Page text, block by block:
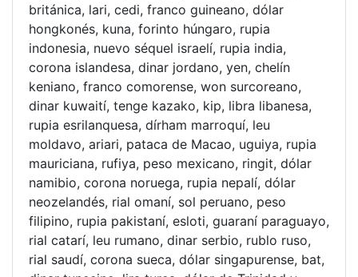
británica, lari, cedi, franco guineano, dólar
hongkonés, kuna, forinto húngaro, rupia
indonesia, nuevo séquel israelí, rupia india,
corona islandesa, dinar jordano, yen, chelín
keniano, franco comorense, won surcoreano,
dinar kuwaití, tenge kazako, kip, libra libanesa,
rupia esrilanquesa, dírham marroquí, leu
moldavo, ariari, pataca de Macao, uguiya, rupia
mauriciana, rufiya, peso mexicano, ringit, dólar
namibio, corona noruega, rupia nepalí, dólar
neozelandés, rial omaní, sol peruano, peso
filipino, rupia pakistaní, esloti, guaraní paraguayo,
rial catarí, leu rumano, dinar serbio, rublo ruso,
rial saudí, corona sueca, dólar singapurense, bat,